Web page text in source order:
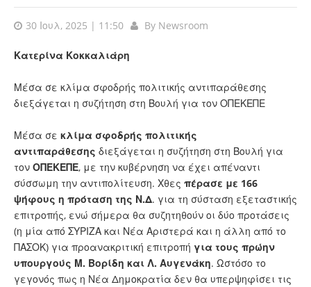
30 Ιουλ, 2025 | 11:50 By Newsroom
Κατερίνα Κοκκαλιάρη
Μέσα σε κλίμα σφοδρής πολιτικής αντιπαράθεσης
διεξάγεται η συζήτηση στη Βουλή για τον ΟΠΕΚΕΠΕ
Μέσα σε κλίμα σφοδρής πολιτικής
αντιπαράθεσης διεξάγεται η συζήτηση στη Βουλή για
τον ΟΠΕΚΕΠΕ, με την κυβέρνηση να έχει απέναντι
σύσσωμη την αντιπολίτευση. Χθες πέρασε με 166
ψήφους η πρόταση της Ν.Δ. για τη σύσταση εξεταστικής
επιτροπής, ενώ σήμερα θα συζητηθούν οι δύο προτάσεις
(η μία από ΣΥΡΙΖΑ και Νέα Αριστερά και η άλλη από το
ΠΑΣΟΚ) για προανακριτική επιτροπή για τους πρώην
υπουργούς Μ. Βορίδη και Λ. Αυγενάκη. Ωστόσο το
γεγονός πως η Νέα Δημοκρατία δεν θα υπερψηφίσει τις